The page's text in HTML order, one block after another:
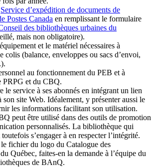
Service d’expédition de documents de
Postes Canada en remplissant le formulaire
des bibliothèques urbaines du
mais non obligatoire).
et le matériel nécessaires à
colis (balance, enveloppes ou sacs d’envoi,
au fonctionnement du PEB et à
PRPG et du CBQ.
le service à ses abonnés en intégrant un lien
site Web. Idéalement, y présenter aussi le
les informations facilitant son utilisation.
peut être utilisé dans des outils de promotion
personnalisés. La bibliothèque qui
s’engager à en respecter l’intégrité.
fichier du logo du Catalogue des
Québec, faites-en la demande à l’équipe du
de BAnQ.